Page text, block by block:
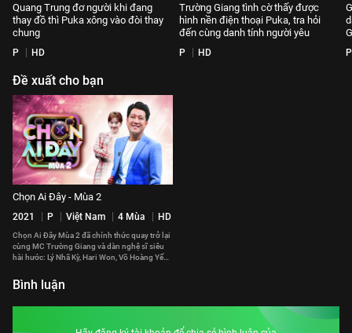
Quang Trung đơ người khi đang
thay đồ thì Puka xông vào đòi thay
chung
P HD
Trường Giang tình cờ thấy được
hình nền điện thoại Puka, tra hỏi
đến cùng danh tính người yêu
P HD P
Đề xuất cho bạn
Chọn Ai Đây - Mùa 2
2021 P Việt Nam 4 Mùa HD
Chọn Ai Đây Mùa 2 đã chính thức quay trở lại
cùng MC Trường Giang và dàn nghệ sĩ siêu
hài hước: Lý Nhã Kỳ, Hari Won, Võ Hoàng Yến,
Hoàng Rapper, Will, Mạc Văn Khoa
Bình luận